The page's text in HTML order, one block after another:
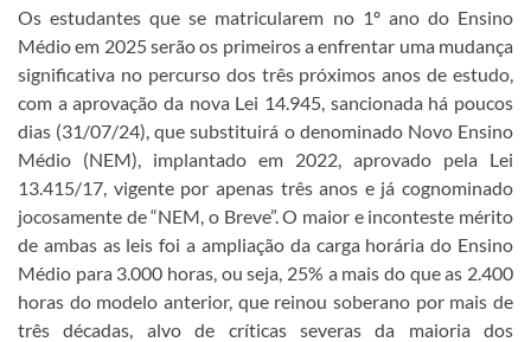
Os estudantes que se matricularem no 1º ano do Ensino
Médio em 2025 serão os primeiros a enfrentar uma mudança
significativa no percurso dos três próximos anos de estudo,
com a aprovação da nova Lei 14.945, sancionada há poucos
dias (31/07/24), que substituirá o denominado Novo Ensino
Médio (NEM), implantado em 2022, aprovado pela Lei
13.415/17, vigente por apenas três anos e já cognominado
jocosamente de “NEM, o Breve”. O maior e inconteste mérito
de ambas as leis foi a ampliação da carga horária do Ensino
Médio para 3.000 horas, ou seja, 25% a mais do que as 2.400
horas do modelo anterior, que reinou soberano por mais de
três décadas, alvo de críticas severas da maioria dos